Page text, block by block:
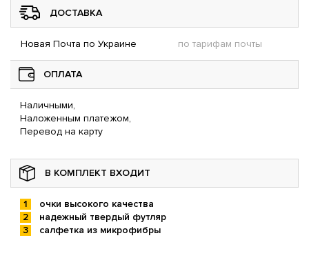
ДОСТАВКА
Новая Почта по Украине по тарифам почты
ОПЛАТА
Наличными,
Наложенным платежом,
Перевод на карту
В КОМПЛЕКТ ВХОДИТ
очки высокого качества
надежный твердый футляр
салфетка из микрофибры